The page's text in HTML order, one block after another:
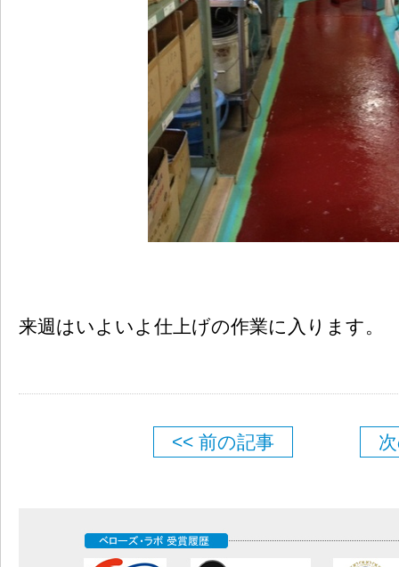
来週はいよいよ仕上げの作業に入ります。
<< 前の記事